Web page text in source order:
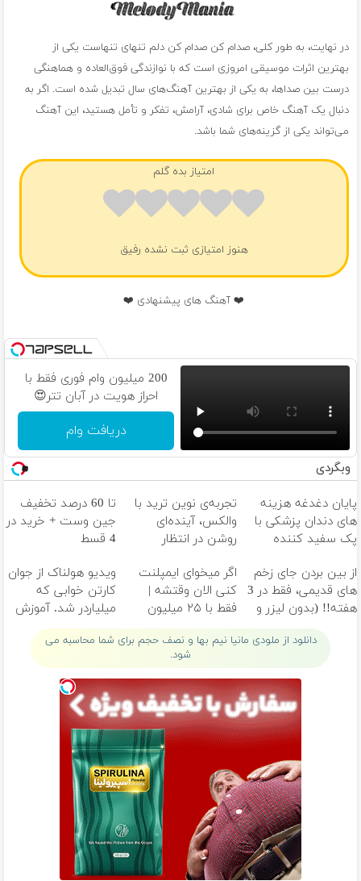
در نهایت، به طور کلی، صدام کن صدام کن دلم تنهای تنهاست یکی از
بهترین اثرات موسیقی امروزی است که با نوازندگی فوق‌العاده و هماهنگی
درست بین صداها، به یکی از بهترین آهنگ‌های سال تبدیل شده است. اگر به
دنبال یک آهنگ خاص برای شادی، آرامش، تفکر و تأمل هستید، این آهنگ
می‌تواند یکی از گزینه‌های شما باشد.
امتیاز بده گلم
هنوز امتیازی ثبت نشده رفیق
❤️ آهنگ های پیشنهادی ❤️
200 میلیون وام فوری فقط با
احراز هویت در آبان تتر😍
دریافت وام
وبگردی
پایان دغدغه هزینه
های دندان پزشکی با
پک سفید کننده
تجربه‌ی نوین ترید با
والکس، آینده‌ای
روشن در انتظار
تا 60 درصد تخفیف
جین وست + خرید در
4 قسط
از بین بردن جای زخم
های قدیمی، فقط در 3
هفته!! (بدون لیزر و
اگر میخوای ایمپلنت
کنی الان وقتشه |
فقط با ۲۵ میلیون
تومان!!!
ویدیو هولناک از جوان
کارتن خوابی که
میلیاردر شد. آموزش
رایگان
دانلود از ملودی مانیا نیم بها و نصف حجم برای شما محاسبه می
شود.